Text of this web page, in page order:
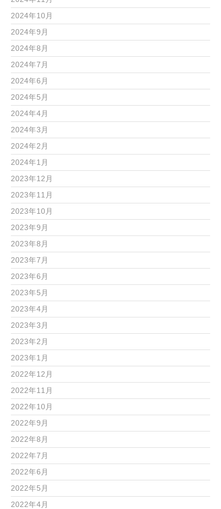
2024年10月
2024年9月
2024年8月
2024年7月
2024年6月
2024年5月
2024年4月
2024年3月
2024年2月
2024年1月
2023年12月
2023年11月
2023年10月
2023年9月
2023年8月
2023年7月
2023年6月
2023年5月
2023年4月
2023年3月
2023年2月
2023年1月
2022年12月
2022年11月
2022年10月
2022年9月
2022年8月
2022年7月
2022年6月
2022年5月
2022年4月